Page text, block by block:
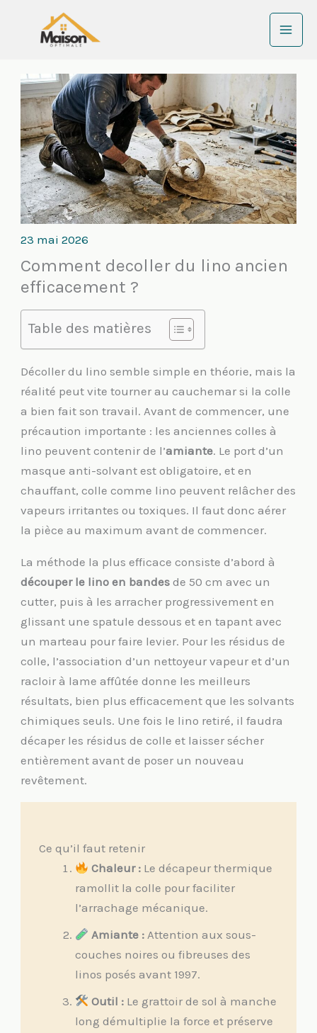
23 mai 2026
Comment decoller du lino ancien
efficacement ?
Table des matières
Décoller du lino semble simple en théorie, mais la
réalité peut vite tourner au cauchemar si la colle
a bien fait son travail. Avant de commencer, une
précaution importante : les anciennes colles à
lino peuvent contenir de l’amiante. Le port d’un
masque anti-solvant est obligatoire, et en
chauffant, colle comme lino peuvent relâcher des
vapeurs irritantes ou toxiques. Il faut donc aérer
la pièce au maximum avant de commencer.
La méthode la plus efficace consiste d’abord à
découper le lino en bandes de 50 cm avec un
cutter, puis à les arracher progressivement en
glissant une spatule dessous et en tapant avec
un marteau pour faire levier. Pour les résidus de
colle, l’association d’un nettoyeur vapeur et d’un
racloir à lame affûtée donne les meilleurs
résultats, bien plus efficacement que les solvants
chimiques seuls. Une fois le lino retiré, il faudra
décaper les résidus de colle et laisser sécher
entièrement avant de poser un nouveau
revêtement.
Ce qu’il faut retenir
Chaleur : Le décapeur thermique
ramollit la colle pour faciliter
l’arrachage mécanique.
Amiante : Attention aux sous-
couches noires ou fibreuses des
linos posés avant 1997.
Outil : Le grattoir de sol à manche
long démultiplie la force et préserve